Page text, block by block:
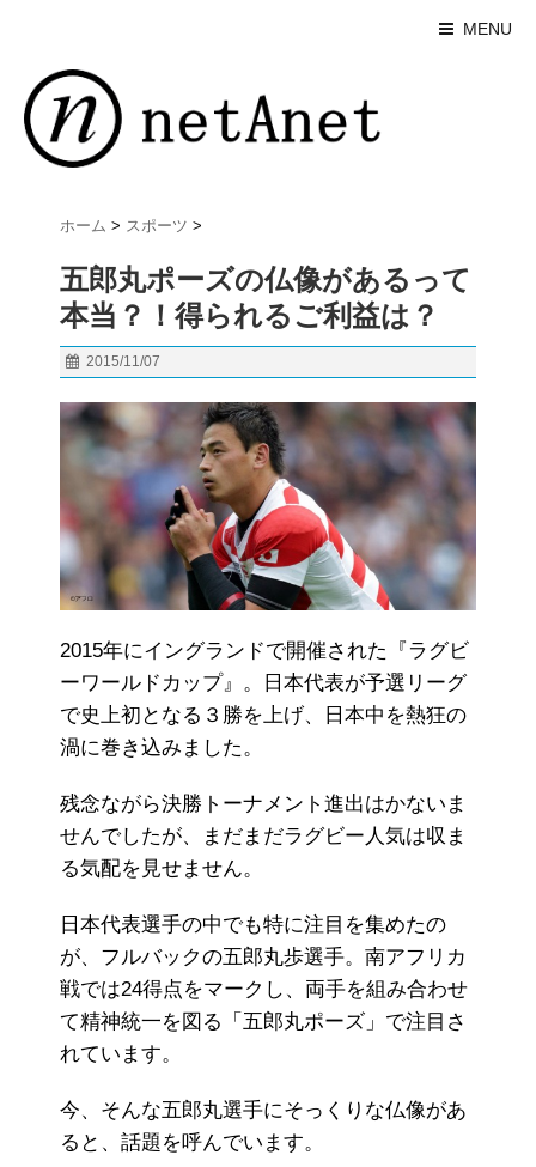
MENU
ホーム > スポーツ >
五郎丸ポーズの仏像があるって
本当？！得られるご利益は？
2015/11/07
2015年にイングランドで開催された『ラグビ
ーワールドカップ』。日本代表が予選リーグ
で史上初となる３勝を上げ、日本中を熱狂の
渦に巻き込みました。
残念ながら決勝トーナメント進出はかないま
せんでしたが、まだまだラグビー人気は収ま
る気配を見せません。
日本代表選手の中でも特に注目を集めたの
が、フルバックの五郎丸歩選手。南アフリカ
戦では24得点をマークし、両手を組み合わせ
て精神統一を図る「五郎丸ポーズ」で注目さ
れています。
今、そんな五郎丸選手にそっくりな仏像があ
ると、話題を呼んでいます。